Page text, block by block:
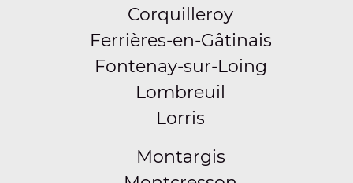
Corquilleroy
Ferrières-en-Gâtinais
Fontenay-sur-Loing
Lombreuil
Lorris
Montargis